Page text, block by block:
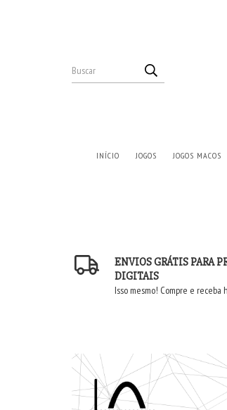
INÍCIO JOGOS JOGOS MACOS
ENVIOS GRÁTIS PARA
DIGITAIS
Isso mesmo! Compre e receba